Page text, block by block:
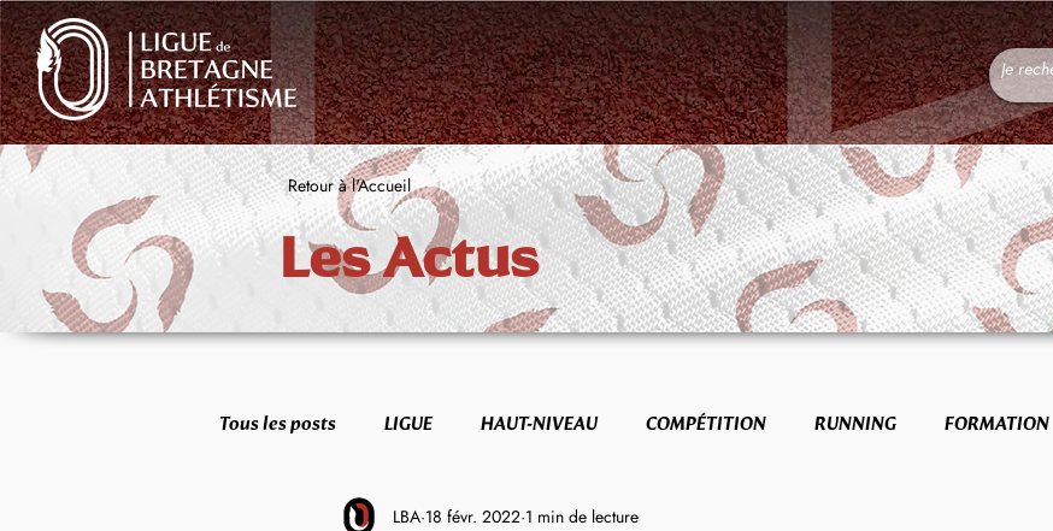
Retour à l'Accueil
Les Actus
Tous les posts LIGUE HAUT-NIVEAU COMPÉTITION RUNNING FORMATION
FORME & SANTÉ ETR
LBA 18 févr. 2022 1 min de lecture